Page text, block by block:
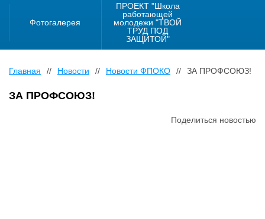
Фотогалерея
ПРОЕКТ "Школа
работающей
молодежи "ТВОЙ
ТРУД ПОД
ЗАЩИТОЙ"
Главная // Новости // Новости ФПОКО // ЗА ПРОФСОЮЗ!
ЗА ПРОФСОЮЗ!
Поделиться новостью